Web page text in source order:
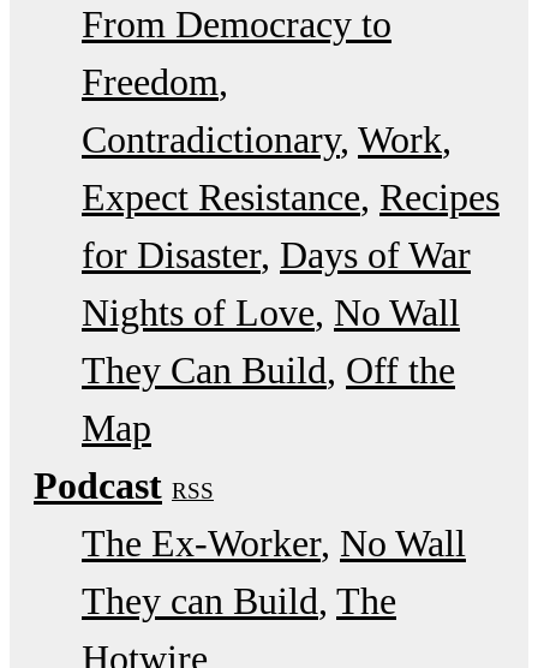
From Democracy to
Freedom
Contradictionary Work
Expect Resistance Recipes
for Disaster Days of War
Nights of Love No Wall
They Can Build Off the
Map
Podcast RSS
The Ex-Worker No Wall
They can Build The
Hotwire